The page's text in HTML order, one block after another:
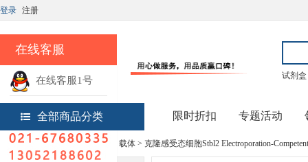
在线客服
在线客服1号
热线电话
登录 注册
试剂盒
全部商品分类 限时折扣 专题活动
首页 > 实验试剂 > 细胞、菌株、载体 > 克隆感受态细胞Stbl2 Electroporation-